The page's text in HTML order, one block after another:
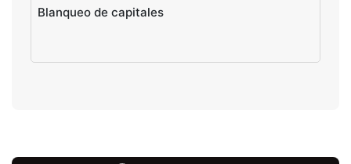
Blanqueo de capitales